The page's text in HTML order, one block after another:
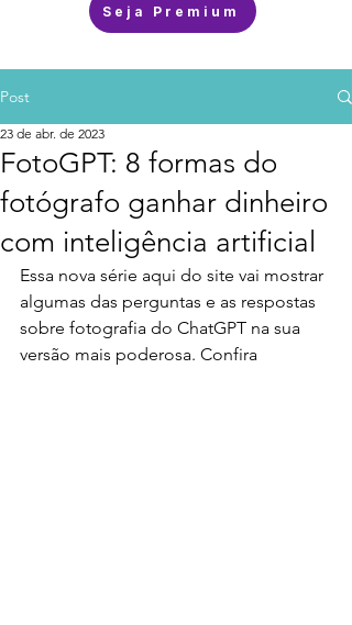
Seja Premium
Post
FotoGPT: 8 formas do
fotógrafo ganhar dinheiro
com inteligência artificial
23 de abr. de 2023
Essa nova série aqui do site vai mostrar
algumas das perguntas e as respostas
sobre fotografia do ChatGPT na sua
versão mais poderosa. Confira